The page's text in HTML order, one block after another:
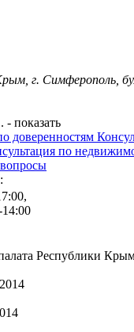
г. Симферополь,
- показать
доверенностям
по
Республики